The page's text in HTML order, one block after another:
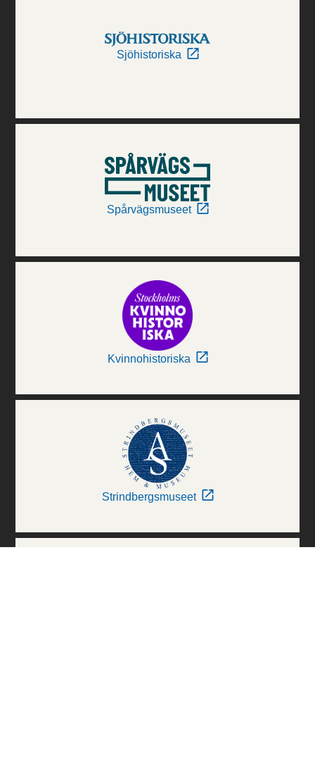
Sjöhistoriska
Spårvägsmuseet
Kvinnohistoriska
Strindbergsmuseet